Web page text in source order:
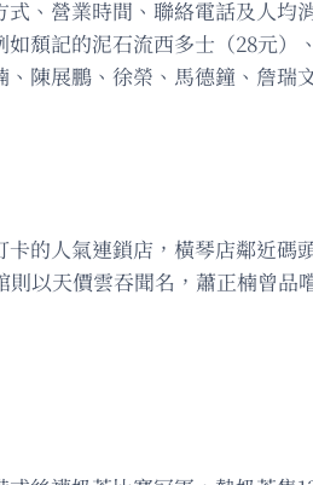
、營業時間、聯絡電話及人均
頹記的泥石流西多士（28元）
陳展鵬、徐榮、馬德鐘、詹瑞
的人氣連鎖店，橫琴店鄰近
以天價雲吞聞名，蕭正楠曾